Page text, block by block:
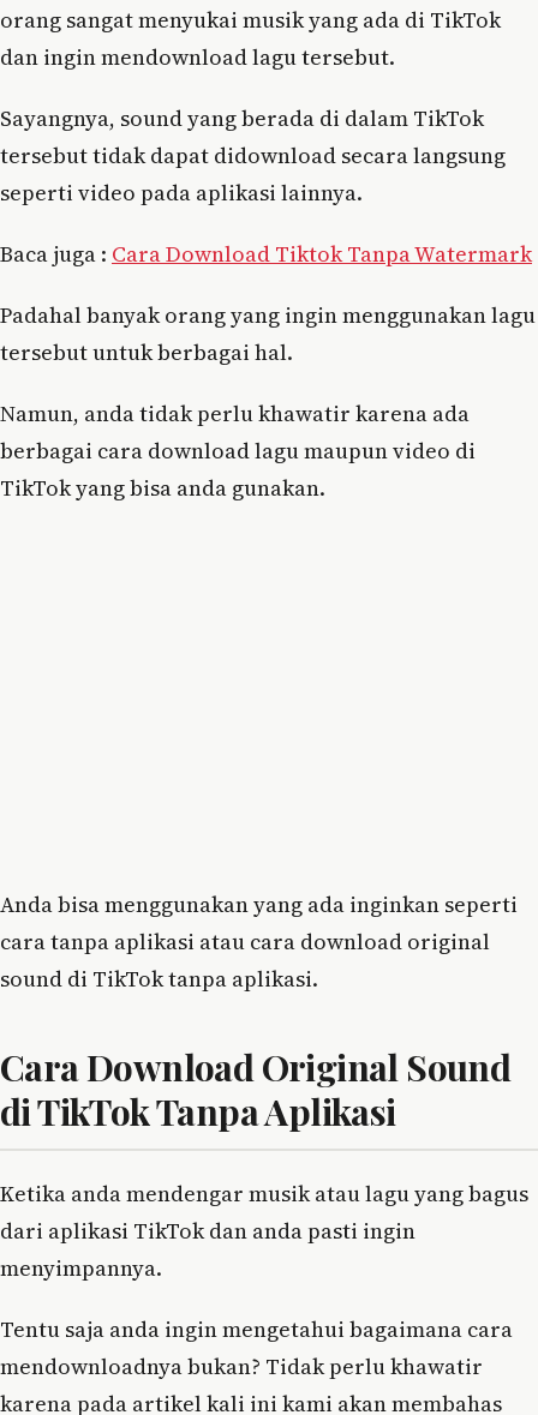
orang sangat menyukai musik yang ada di TikTok
dan ingin mendownload lagu tersebut.
Sayangnya, sound yang berada di dalam TikTok
tersebut tidak dapat didownload secara langsung
seperti video pada aplikasi lainnya.
Baca juga : Cara Download Tiktok Tanpa Watermark
Padahal banyak orang yang ingin menggunakan lagu
tersebut untuk berbagai hal.
Namun, anda tidak perlu khawatir karena ada
berbagai cara download lagu maupun video di
TikTok yang bisa anda gunakan.
Anda bisa menggunakan yang ada inginkan seperti
cara tanpa aplikasi atau cara download original
sound di TikTok tanpa aplikasi.
Cara Download Original Sound
di TikTok Tanpa Aplikasi
Ketika anda mendengar musik atau lagu yang bagus
dari aplikasi TikTok dan anda pasti ingin
menyimpannya.
Tentu saja anda ingin mengetahui bagaimana cara
mendownloadnya bukan? Tidak perlu khawatir
karena pada artikel kali ini kami akan membahas